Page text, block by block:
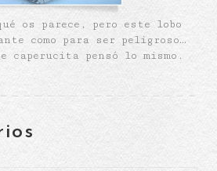
os parece, pero este lobo
como para ser peligroso…
caperucita pensó lo mismo.